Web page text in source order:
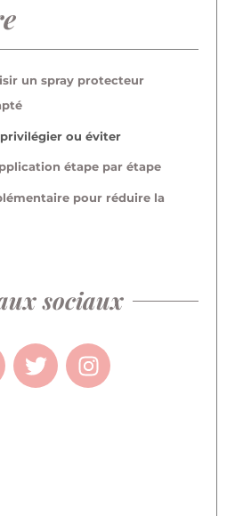
un spray protecteur
ou éviter
étape par étape
pour réduire la
sociaux